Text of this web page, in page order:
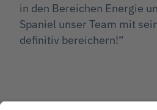
in den Bereichen Energie
Spaniel unser Team mit
definitiv bereichern!“